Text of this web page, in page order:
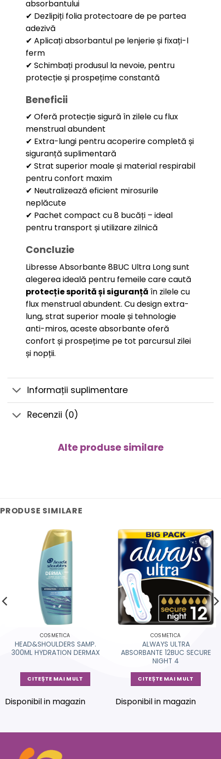
absorbantului
✔ Dezlipiți folia protectoare de pe partea
adezivă
✔ Aplicați absorbantul pe lenjerie și fixați-l
ferm
✔ Schimbați produsul la nevoie, pentru
protecție și prospețime constantă
Beneficii
✔ Oferă protecție sigură în zilele cu flux
menstrual abundent
✔ Extra-lungi pentru acoperire completă și
siguranță suplimentară
✔ Strat superior moale și material respirabil
pentru confort maxim
✔ Neutralizează eficient mirosurile
neplăcute
✔ Pachet compact cu 8 bucăți – ideal
pentru transport și utilizare zilnică
Concluzie
Libresse Absorbante 8BUC Ultra Long sunt
alegerea ideală pentru femeile care caută
protecție sporită și siguranță în zilele cu
flux menstrual abundent. Cu design extra-
lung, strat superior moale și tehnologie
anti-miros, aceste absorbante oferă
confort și prospețime pe tot parcursul zilei
și nopții.
Informații suplimentare
Recenzii (0)
Alte produse similare
PRODUSE SIMILARE
COSMETICA
HEAD&SHOULDERS SAMP.
300ML HYDRATION DERMAX
CITEȘTE MAI MULT
Disponibil in magazin
COSMETICA
ALWAYS ULTRA
ABSORBANTE 12BUC SECURE
NIGHT 4
CITEȘTE MAI MULT
Disponibil in magazin